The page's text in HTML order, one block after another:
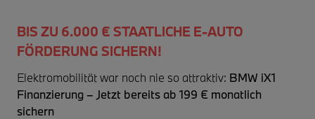
BIS ZU 6.000 € STAATLICHE E-AUTO
FÖRDERUNG SICHERN!
Elektromobilität war noch nie so attraktiv: BMW iX1
Finanzierung – Jetzt bereits ab 199 € monatlich
sichern